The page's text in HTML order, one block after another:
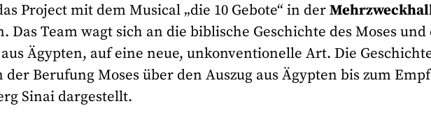
Project mit dem Musical „die 10 Gebote“ in der
Das Team wagt sich an die biblische Geschichte des Moses und
Ägypten, auf eine neue, unkonventionelle Art. Die
Berufung Moses über den Auszug aus Ägypten bis zum
Sinai dargestellt.